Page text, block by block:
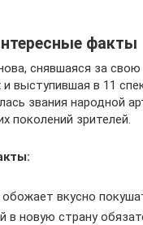
факты
снявшаяся за свою
и выступившая в 11
звания народной
поколений зрителей.
вкусно
в новую страну